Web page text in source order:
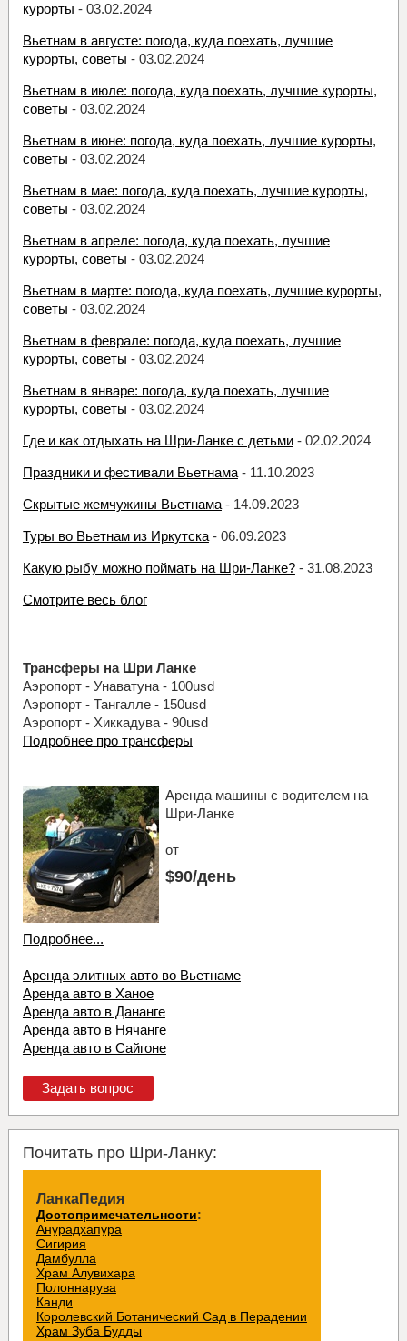
курорты - 03.02.2024
Вьетнам в августе: погода, куда поехать, лучшие
курорты, советы - 03.02.2024
Вьетнам в июле: погода, куда поехать, лучшие курорты,
советы - 03.02.2024
Вьетнам в июне: погода, куда поехать, лучшие курорты,
советы - 03.02.2024
Вьетнам в мае: погода, куда поехать, лучшие курорты,
советы - 03.02.2024
Вьетнам в апреле: погода, куда поехать, лучшие
курорты, советы - 03.02.2024
Вьетнам в марте: погода, куда поехать, лучшие курорты,
советы - 03.02.2024
Вьетнам в феврале: погода, куда поехать, лучшие
курорты, советы - 03.02.2024
Вьетнам в январе: погода, куда поехать, лучшие
курорты, советы - 03.02.2024
Где и как отдыхать на Шри-Ланке с детьми- 02.02.2024
Праздники и фестивали Вьетнама- 11.10.2023
Скрытые жемчужины Вьетнама- 14.09.2023
Туры во Вьетнам из Иркутска- 06.09.2023
Какую рыбу можно поймать на Шри-Ланке?- 31.08.2023
Смотрите весь блог
Трансферы на Шри Ланке
Аэропорт - Унаватуна - 100usd
Аэропорт - Тангалле - 150usd
Аэропорт - Хиккадува - 90usd
Подробнее про трансферы
Аренда машины с водителем на
Шри-Ланке
от
$90/день
Подробнее...
Аренда элитных авто во Вьетнаме
Аренда авто в Ханое
Аренда авто в Дананге
Аренда авто в Нячанге
Аренда авто в Сайгоне
Задать вопрос
Почитать про Шри-Ланку:
ЛанкаПедия
Достопримечательности:
Анурадхапура
Сигирия
Дамбулла
Храм Алувихара
Полоннарува
Канди
Королевский Ботанический Сад в Перадении
Храм Зуба Будды